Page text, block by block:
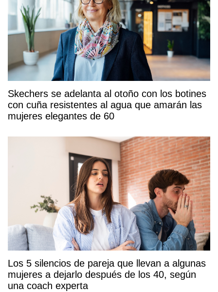
Skechers se adelanta al otoño con los botines
con cuña resistentes al agua que amarán las
mujeres elegantes de 60
Los 5 silencios de pareja que llevan a algunas
mujeres a dejarlo después de los 40, según
una coach experta